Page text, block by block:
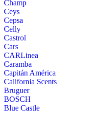
Champ
Ceys
Cepsa
Celly
Castrol
Cars
CARLinea
Caramba
Capitán América
California Scents
Bruguer
BOSCH
Blue Castle